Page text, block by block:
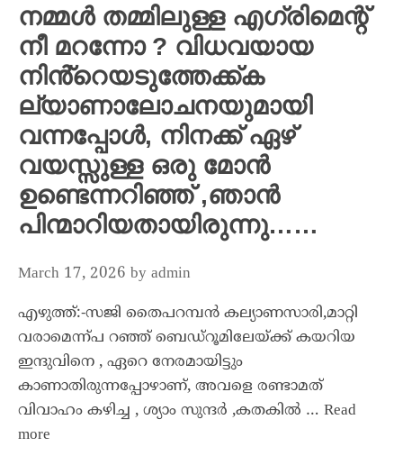
നമ്മൾ തമ്മിലുള്ള എഗ്രിമെന്റ്
നീ മറന്നോ ? വിധവയായ
നിൻ്റെയടുത്തേക്ക്ക
ല്യാണാലോചനയുമായി
വന്നപ്പോൾ, നിനക്ക് ഏഴ്
വയസ്സുള്ള ഒരു മോൻ
ഉണ്ടെന്നറിഞ്ഞ് ,ഞാൻ
പിന്മാറിയതായിരുന്നു……
March 17, 2026 by admin
എഴുത്ത്:-സജി തൈപറമ്പൻ കല്യാണസാരി,മാറ്റി
വരാമെന്ന്പ റഞ്ഞ് ബെഡ്റൂമിലേയ്ക്ക് കയറിയ
ഇന്ദുവിനെ , ഏറെ നേരമായിട്ടും
കാണാതിരുന്നപ്പോഴാണ്, അവളെ രണ്ടാമത്
വിവാഹം കഴിച്ച , ശ്യാം സുന്ദർ ,കതകിൽ … Read
more